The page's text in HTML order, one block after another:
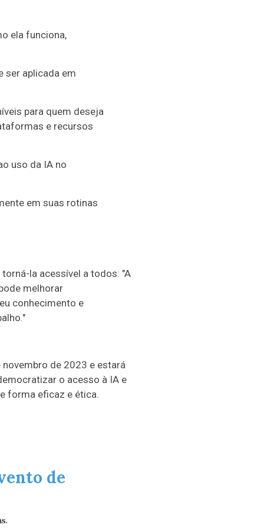
ela funciona,
ser aplicada em
para quem deseja
e recursos
uso da IA no
em suas rotinas
la acessível a todos: "A
melhorar
conhecimento e
de 2023 e estará
o acesso à IA e
forma eficaz e ética.
de